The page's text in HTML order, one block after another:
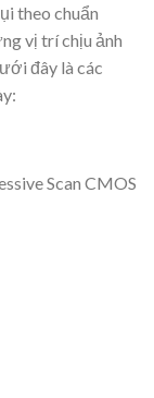
theo chuẩn
vị trí chịu ảnh
đây là các
Scan CMOS